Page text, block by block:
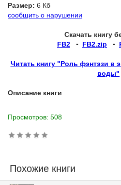
Размер: 6 Кб
сообщить о нарушении
Скачать книгу
FB2 ▪ FB2.zip ▪
Читать книгу "Роль фэнтэзи в
воды"
Описание книги
Просмотров: 508
Похожие книги